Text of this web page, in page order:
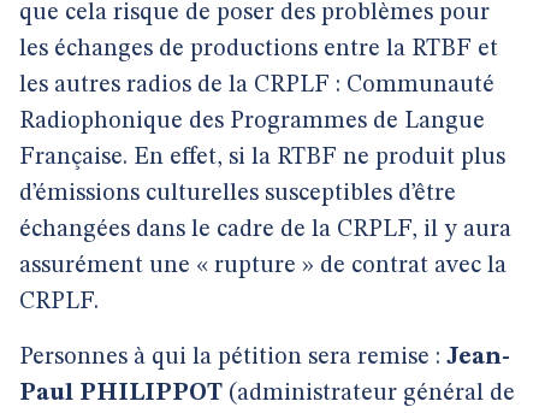
que cela risque de poser des problèmes pour
les échanges de productions entre la RTBF et
les autres radios de la CRPLF : Communauté
Radiophonique des Programmes de Langue
Française. En effet, si la RTBF ne produit plus
d’émissions culturelles susceptibles d’être
échangées dans le cadre de la CRPLF, il y aura
assurément une « rupture » de contrat avec la
CRPLF.
Personnes à qui la pétition sera remise : Jean-
Paul PHILIPPOT (administrateur général de